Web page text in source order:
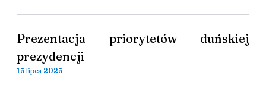
Prezentacja priorytetów duńskiej
prezydencji
15 lipca 2025